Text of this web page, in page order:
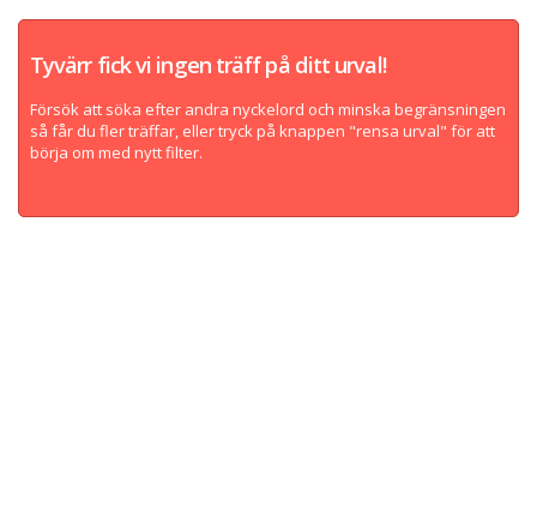
Tyvärr fick vi ingen träff på ditt urval!
Försök att söka efter andra nyckelord och minska begränsningen
så får du fler träffar, eller tryck på knappen "rensa urval" för att
börja om med nytt filter.